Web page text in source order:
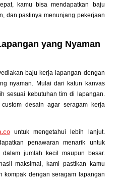
kamu bisa mendapatkan baju
dan pastinya menunjang pekerjaan
yang Nyaman
baju kerja lapangan dengan
nyaman. Mulai dari katun kanvas
sesuai kebutuhan tim di lapangan.
desain agar seragam kerja
untuk mengetahui lebih lanjut.
penawaran menarik untuk
dalam jumlah kecil maupun besar.
maksimal, kami pastikan kamu
kompak dengan seragam lapangan